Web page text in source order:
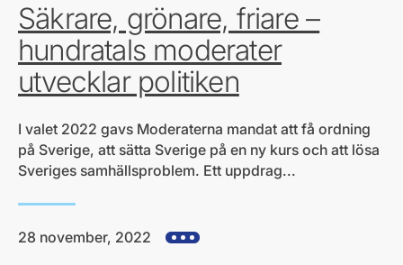
Säkrare, grönare, friare –
hundratals moderater
utvecklar politiken
I valet 2022 gavs Moderaterna mandat att få ordning
på Sverige, att sätta Sverige på en ny kurs och att lösa
Sveriges samhällsproblem. Ett uppdrag...
28 november, 2022 Visa alla hjärtefrågor